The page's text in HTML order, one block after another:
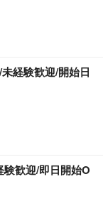
経験歓迎/開始日
歓迎/即日開始O